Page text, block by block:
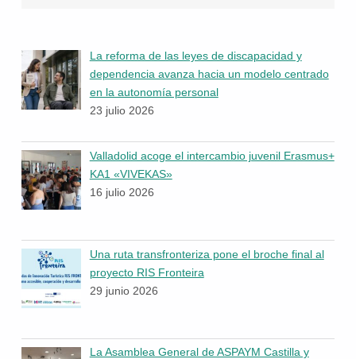
La reforma de las leyes de discapacidad y
dependencia avanza hacia un modelo centrado
en la autonomía personal
23 julio 2026
Valladolid acoge el intercambio juvenil Erasmus+
KA1 «VIVEKAS»
16 julio 2026
Una ruta transfronteriza pone el broche final al
proyecto RIS Fronteira
29 junio 2026
La Asamblea General de ASPAYM Castilla y